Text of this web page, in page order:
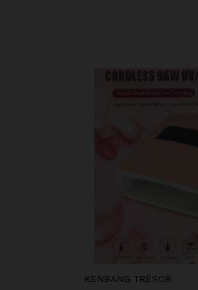
KENBANG TRÉSOR